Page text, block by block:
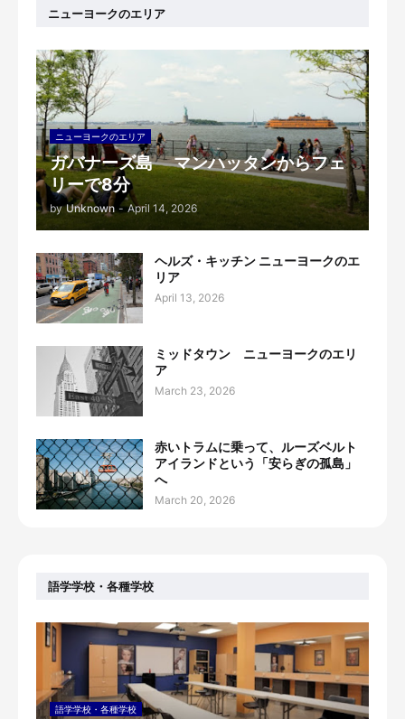
ニューヨークのエリア
ニューヨークのエリア
ガバナーズ島 マンハッタンからフェ
リーで8分
by Unknown - April 14, 2026
ヘルズ・キッチン ニューヨークのエ
リア
April 13, 2026
ミッドタウン ニューヨークのエリ
ア
March 23, 2026
赤いトラムに乗って、ルーズベルト
アイランドという「安らぎの孤島」
へ
March 20, 2026
語学学校・各種学校
語学学校・各種学校